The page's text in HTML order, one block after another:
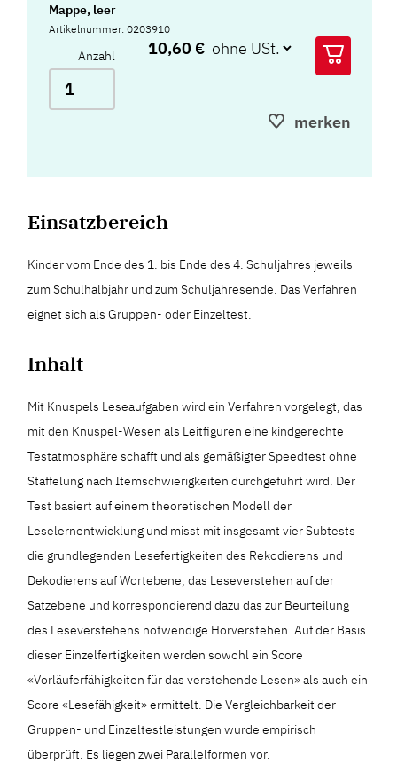
Mappe, leer
Artikelnummer: 0203910
Anzahl 10,60 €
merken
Einsatzbereich
Kinder vom Ende des 1. bis Ende des 4. Schuljahres jeweils
zum Schulhalbjahr und zum Schuljahresende. Das Verfahren
eignet sich als Gruppen- oder Einzeltest.
Inhalt
Mit Knuspels Leseaufgaben wird ein Verfahren vorgelegt, das
mit den Knuspel-Wesen als Leitfiguren eine kindgerechte
Testatmosphäre schafft und als gemäßigter Speedtest ohne
Staffelung nach Itemschwierigkeiten durchgeführt wird. Der
Test basiert auf einem theoretischen Modell der
Leselernentwicklung und misst mit insgesamt vier Subtests
die grundlegenden Lesefertigkeiten des Rekodierens und
Dekodierens auf Wortebene, das Leseverstehen auf der
Satzebene und korrespondierend dazu das zur Beurteilung
des Leseverstehens notwendige Hörverstehen. Auf der Basis
dieser Einzelfertigkeiten werden sowohl ein Score
«Vorläuferfähigkeiten für das verstehende Lesen» als auch ein
Score «Lesefähigkeit» ermittelt. Die Vergleichbarkeit der
Gruppen- und Einzeltestleistungen wurde empirisch
überprüft. Es liegen zwei Parallelformen vor.